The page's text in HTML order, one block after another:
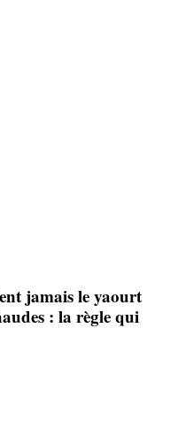
jamais le yaourt
: la règle qui